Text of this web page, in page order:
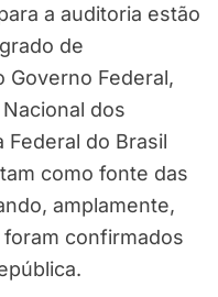
a auditoria estão
de
Governo Federal,
dos
Federal do Brasil
como fonte das
amplamente,
confirmados